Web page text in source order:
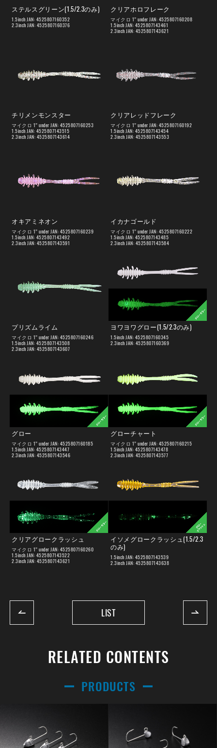
ステルスグリーン(1.5/2.3のみ)
1.5inch JAN: 4525807160352
2.3inch JAN: 4525807160376
クリアホロフレーク
マイクロ 1” under JAN: 4525807160208
1.5inch JAN: 4525807143461
2.3inch JAN: 4525807143621
チリメンモンスター
マイクロ 1” under JAN: 4525807160253
1.5inch JAN: 4525807143515
2.3inch JAN: 4525807143614
クリアレッドフレーク
マイクロ 1” under JAN: 4525807160192
1.5inch JAN: 4525807143454
2.3inch JAN: 4525807143553
オキアミネオン
マイクロ 1” under JAN: 4525807160239
1.5inch JAN: 4525807143492
2.3inch JAN: 4525807143591
イカナゴールド
マイクロ 1” under JAN: 4525807160222
1.5inch JAN: 4525807143485
2.3inch JAN: 4525807143584
プリズムライム
マイクロ 1” under JAN: 4525807160246
1.5inch JAN: 4525807143508
2.3inch JAN: 4525807143607
ヨワヨワグロー(1.5/2.3のみ)
1.5inch JAN: 4525807160345
2.3inch JAN: 4525807160369
グロー
マイクロ 1” under JAN: 4525807160185
1.5inch JAN: 4525807143447
2.3inch JAN: 4525807143546
グローチャート
マイクロ 1” under JAN: 4525807160215
1.5inch JAN: 4525807143478
2.3inch JAN: 4525807143577
クリアグロークラッシュ
マイクロ 1” under JAN: 4525807160260
1.5inch JAN: 4525807143522
2.3inch JAN: 4525807143621
イソメグロークラッシュ(1.5/2.3
のみ)
1.5inch JAN: 4525807143539
2.3inch JAN: 4525807143638
LIST
RELATED CONTENTS
PRODUCTS